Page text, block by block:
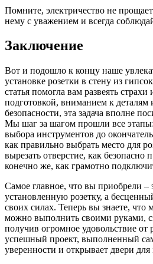
Помните, электричество не
нему с уважением и всегда
Заключение
Вот и подошло к концу наше
установке розетки в стену из
статья помогла вам развеять
подготовкой, вниманием к
безопасности, эта задача вполне
Мы шаг за шагом прошли все
выбора инструментов до
как правильно выбрать место для
вырезать отверстие, как безопасно
конечно же, как грамотно
Самое главное, что вы приобрели –
установленную розетку, а
своих силах. Теперь вы знаете,
можно выполнить своими руками,
получив огромное удовольствие от
успешный проект, выполненный
уверенности и открывает двери